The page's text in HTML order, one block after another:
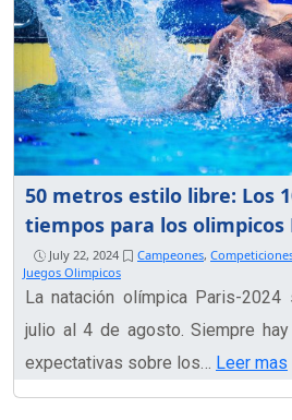
50 metros estilo libre: Los
tiempos para los olimpicos
July 22, 2024 Campeones,
Juegos Olimpicos
La natación olímpica Paris-
julio al 4 de agosto. Siempre
expectativas sobre los… Leer mas